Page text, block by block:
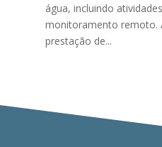
água, incluindo
monitoramento remoto.
prestação de...